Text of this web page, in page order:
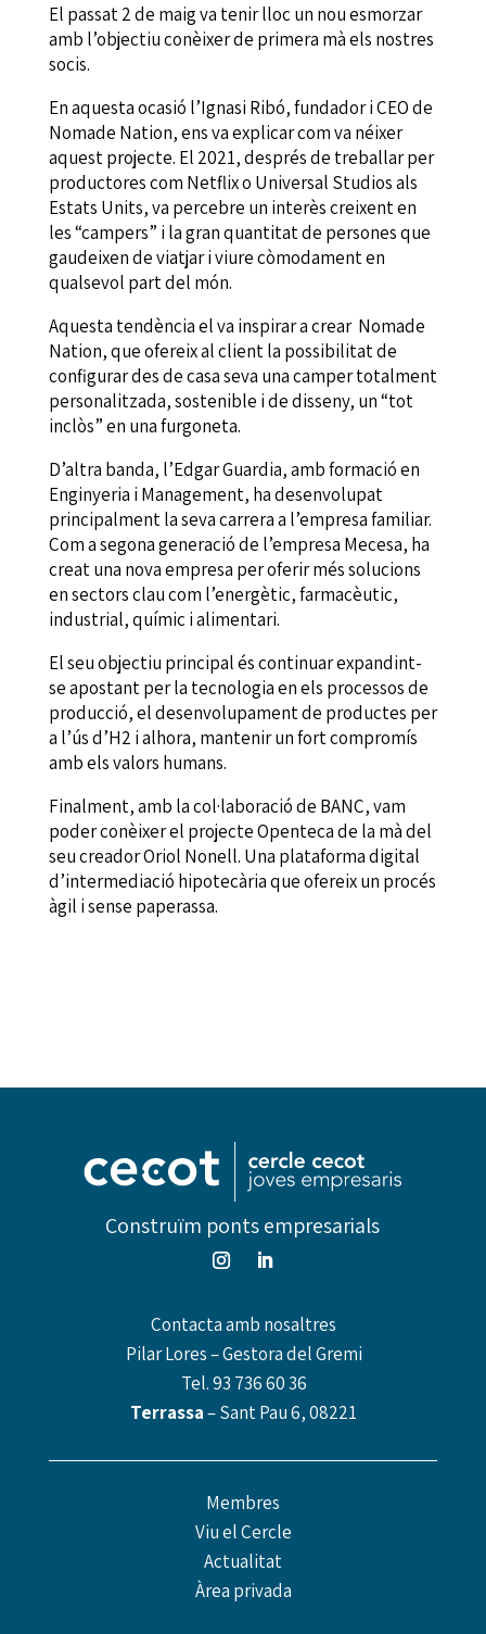
El passat 2 de maig va tenir lloc un nou esmorzar
amb l’objectiu conèixer de primera mà els nostres
socis.
En aquesta ocasió l’Ignasi Ribó, fundador i CEO de
Nomade Nation, ens va explicar com va néixer
aquest projecte. El 2021, després de treballar per
productores com Netflix o Universal Studios als
Estats Units, va percebre un interès creixent en
les “campers” i la gran quantitat de persones que
gaudeixen de viatjar i viure còmodament en
qualsevol part del món.
Aquesta tendència el va inspirar a crear Nomade
Nation, que ofereix al client la possibilitat de
configurar des de casa seva una camper totalment
personalitzada, sostenible i de disseny, un “tot
inclòs” en una furgoneta.
D’altra banda, l’Edgar Guardia, amb formació en
Enginyeria i Management, ha desenvolupat
principalment la seva carrera a l’empresa familiar.
Com a segona generació de l’empresa Mecesa, ha
creat una nova empresa per oferir més solucions
en sectors clau com l’energètic, farmacèutic,
industrial, químic i alimentari.
El seu objectiu principal és continuar expandint-
se apostant per la tecnologia en els processos de
producció, el desenvolupament de productes per
a l’ús d’H2 i alhora, mantenir un fort compromís
amb els valors humans.
Finalment, amb la col·laboració de BANC, vam
poder conèixer el projecte Openteca de la mà del
seu creador Oriol Nonell. Una plataforma digital
d’intermediació hipotecària que ofereix un procés
àgil i sense paperassa.
Construïm ponts empresarials
Contacta amb nosaltres
Pilar Lores – Gestora del Gremi
Tel.93 736 60 36
Terrassa– Sant Pau 6, 08221
Membres
Viu el Cercle
Actualitat
Àrea privada